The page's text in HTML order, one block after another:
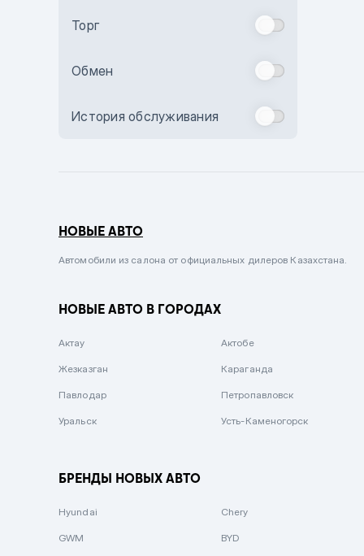
Бежевый
Комбинированный
Сиреневый металлик
Вишневый
Зеленый металлик
Торг
Обмен
История обслуживания
НОВЫЕ АВТО
Автомобили из салона от официальных дилеров Казахстана.
НОВЫЕ АВТО В ГОРОДАХ
Актау Актобе
Жезказган Караганда
Павлодар Петропавловск
Уральск Усть-Каменогорск
БРЕНДЫ НОВЫХ АВТО
Hyundai Chery
GWM BYD